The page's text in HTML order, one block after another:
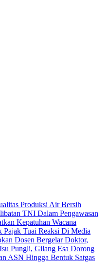
Produksi Air Bersih
TNI Dalam Pengawasan
Kepatuhan Wacana
Pajak Tuai Reaksi Di Media
Dosen Bergelar Doktor,
Pungli, Gilang Esa Dorong
ASN Hingga Bentuk Satgas